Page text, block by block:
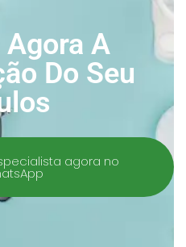
A
Do Seu
agora no